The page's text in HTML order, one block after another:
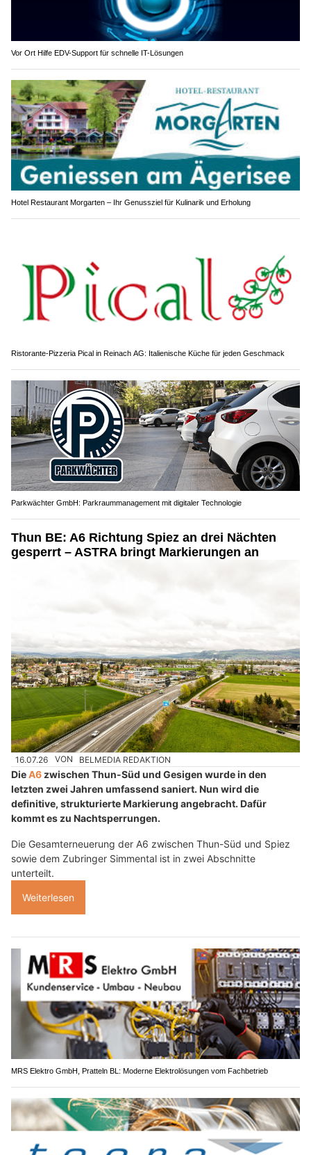
Vor Ort Hilfe EDV-Support für schnelle IT-Lösungen
Hotel Restaurant Morgarten – Ihr Genussziel für Kulinarik und Erholung
Ristorante-Pizzeria Pical in Reinach AG: Italienische Küche für jeden Geschmack
Parkwächter GmbH: Parkraummanagement mit digitaler Technologie
Thun BE: A6 Richtung Spiez an drei Nächten
gesperrt – ASTRA bringt Markierungen an
16.07.26 VON BELMEDIA REDAKTION
DieA6 zwischen Thun-Süd und Gesigen wurde in den
letzten zwei Jahren umfassend saniert. Nun wird die
definitive, strukturierte Markierung angebracht. Dafür
kommt es zu Nachtsperrungen.
Die Gesamterneuerung der A6 zwischen Thun-Süd und Spiez
sowie dem Zubringer Simmental ist in zwei Abschnitte
unterteilt.
Weiterlesen
MRS Elektro GmbH, Pratteln BL: Moderne Elektrolösungen vom Fachbetrieb